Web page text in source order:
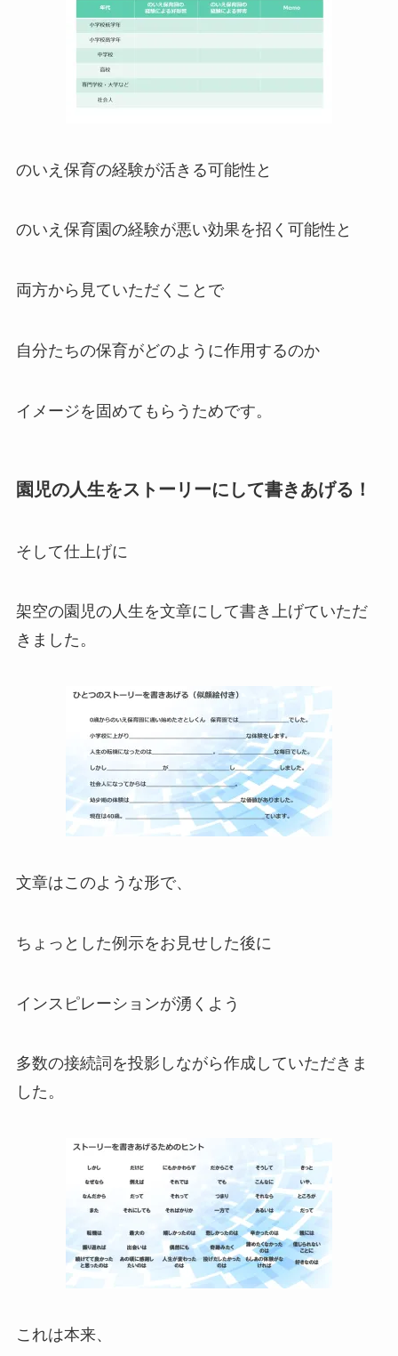
のいえ保育の経験が活きる可能性と
のいえ保育園の経験が悪い効果を招く可能性と
両方から見ていただくことで
自分たちの保育がどのように作用するのか
イメージを固めてもらうためです。
園児の人生をストーリーにして書きあげる！
そして仕上げに
架空の園児の人生を文章にして書き上げていただ
きました。
文章はこのような形で、
ちょっとした例示をお見せした後に
インスピレーションが湧くよう
多数の接続詞を投影しながら作成していただきま
した。
これは本来、